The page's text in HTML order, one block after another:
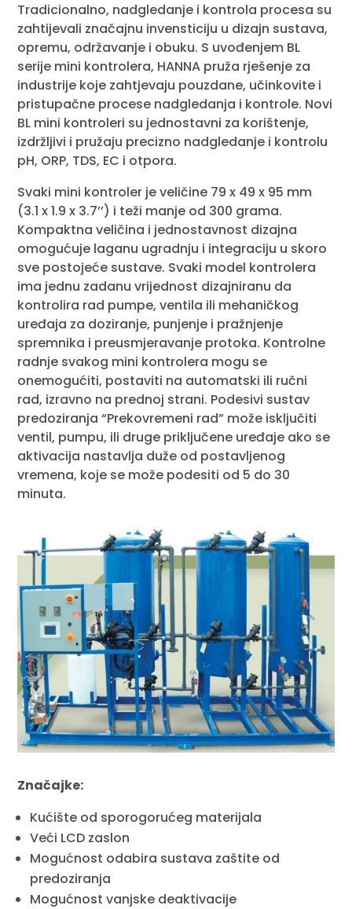
Tradicionalno, nadgledanje i kontrola procesa su
zahtijevali značajnu invensticiju u dizajn sustava,
opremu, održavanje i obuku. S uvođenjem BL
serije mini kontrolera, HANNA pruža rješenje za
industrije koje zahtjevaju pouzdane, učinkovite i
pristupačne procese nadgledanja i kontrole. Novi
BL mini kontroleri su jednostavni za korištenje,
izdržljivi i pružaju precizno nadgledanje i kontrolu
pH, ORP, TDS, EC i otpora.
Svaki mini kontroler je veličine 79 x 49 x 95 mm
(3.1 x 1.9 x 3.7’’) i teži manje od 300 grama.
Kompaktna veličina i jednostavnost dizajna
omogućuje laganu ugradnju i integraciju u skoro
sve postojeće sustave. Svaki model kontrolera
ima jednu zadanu vrijednost dizajniranu da
kontrolira rad pumpe, ventila ili mehaničkog
uređaja za doziranje, punjenje i pražnjenje
spremnika i preusmjeravanje protoka. Kontrolne
radnje svakog mini kontrolera mogu se
onemogućiti, postaviti na automatski ili ručni
rad, izravno na prednoj strani. Podesivi sustav
predoziranja “Prekovremeni rad” može isključiti
ventil, pumpu, ili druge priključene uređaje ako se
aktivacija nastavlja duže od postavljenog
vremena, koje se može podesiti od 5 do 30
minuta.
Značajke:
Kućište od sporogorućeg materijala
Veći LCD zaslon
Mogućnost odabira sustava zaštite od
predoziranja
Mogućnost vanjske deaktivacije